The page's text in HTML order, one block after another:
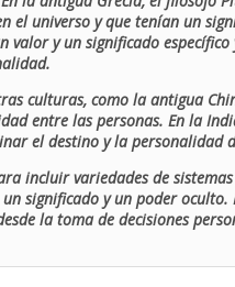
el universo y que tenían un
valor y un significado
culturas, como la antigua
entre las personas. En la
el destino y la personalidad
incluir variedades de
significado y un poder
la toma de decisiones